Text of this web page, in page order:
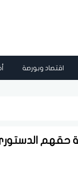
اقتصاد وبورصة
حقهم